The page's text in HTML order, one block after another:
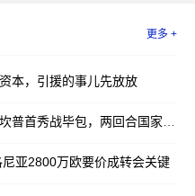
更多 +
本，引援的事儿先放放
战毕包，两回合国家德比引爆焦点
亚2800万欧要价成转会关键